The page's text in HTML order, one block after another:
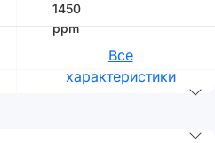
1450
ppm
Все
характеристики